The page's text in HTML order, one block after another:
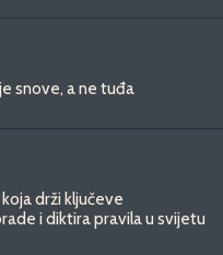
snove, a ne tuđa
drži ključeve
i diktira pravila u svijetu